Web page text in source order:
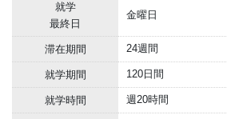
就学
最終日
金曜日
滞在期間 24週間
就学期間 120日間
就学時間 週20時間